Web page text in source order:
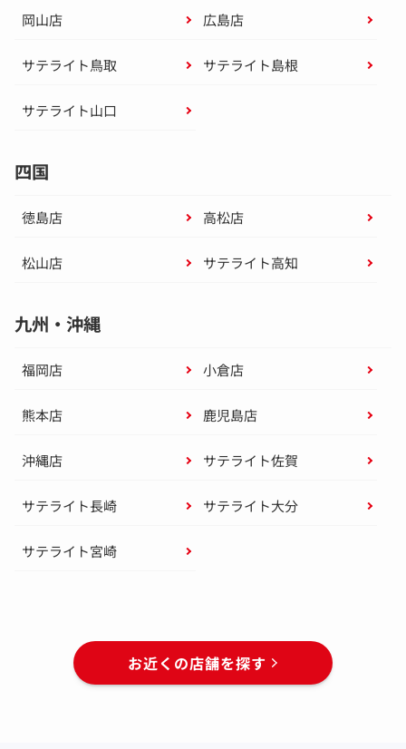
岡山店 広島店
サテライト鳥取 サテライト島根
サテライト山口
四国
徳島店 高松店
松山店 サテライト高知
九州・沖縄
福岡店 小倉店
熊本店 鹿児島店
沖縄店 サテライト佐賀
サテライト長崎 サテライト大分
サテライト宮崎
お近くの店舗を探す